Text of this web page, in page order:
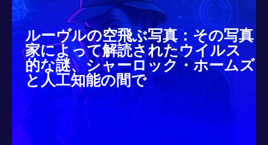
ルーヴルの空飛ぶ写真：その写真
家によって解読されたウイルス
的な謎、シャーロック・ホームズ
と人工知能の間で